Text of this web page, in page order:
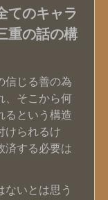
てのキャラ
重の話の構
信じる善の為
、そこから何
るという構造
けられるけ
済する必要は
ないとは思う